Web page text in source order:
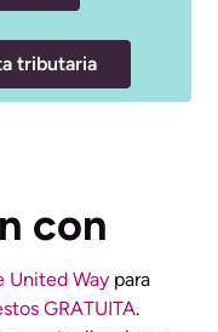
tributaria
con
United Way para
GRATUITA.